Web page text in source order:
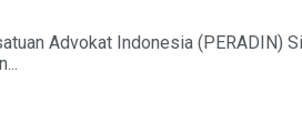
Advokat Indonesia